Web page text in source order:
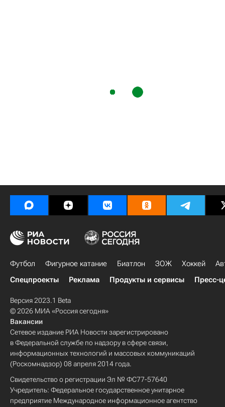
Футбол Фигурное катание Биатлон ЗОЖ Хоккей
Спецпроекты
Реклама Продукты и сервисы Пресс-
Версия 2023.1 Beta
© 2026 МИА «Россия сегодня»
Вакансии
Сетевое издание РИА Новости зарегистрировано
в Федеральной службе по надзору в сфере связи,
информационных технологий и массовых коммуникаций
(Роскомнадзор) 08 апреля 2014 года.
Свидетельство о регистрации Эл № ФС77-57640
Учредитель: Федеральное государственное унитарное
предприятие Международное информационное агентство